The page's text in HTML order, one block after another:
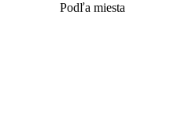
Podľa miesta